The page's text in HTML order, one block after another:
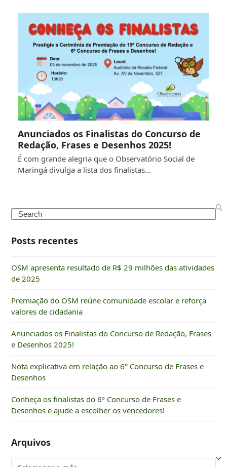
Anunciados os Finalistas do Concurso de
Redação, Frases e Desenhos 2025!
É com grande alegria que o Observatório Social de
Maringá divulga a lista dos finalistas…
Search
Posts recentes
OSM apresenta resultado de R$ 29 milhões das atividades
de 2025
Premiação do OSM reúne comunidade escolar e reforça
valores de cidadania
Anunciados os Finalistas do Concurso de Redação, Frases
e Desenhos 2025!
Nota explicativa em relação ao 6° Concurso de Frases e
Desenhos
Conheça os finalistas do 6º Concurso de Frases e
Desenhos e ajude a escolher os vencedores!
Arquivos
Arquivos